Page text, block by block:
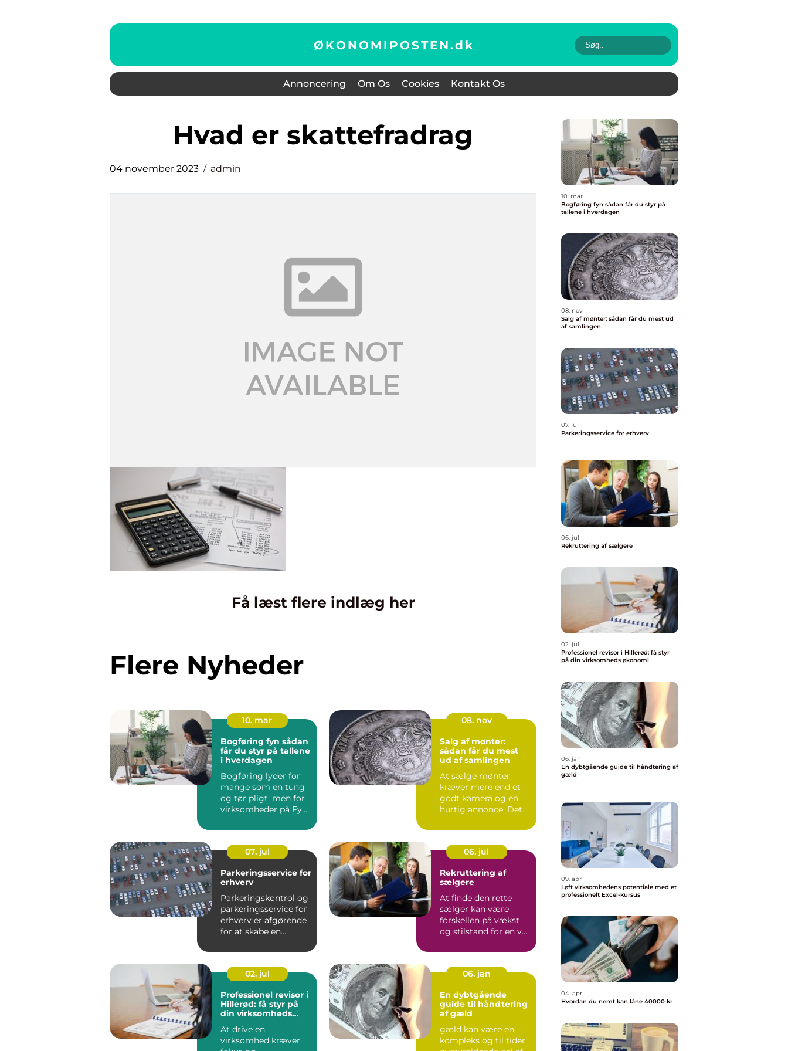
ØKONOMIPOSTEN.dk
Annoncering Om Os Cookies Kontakt Os
hvad er skattefradrag
04 november 2023 admin
Få læst flere indlæg her
Flere Nyheder
10. mar
Bogføring fyn sådan
får du styr på tallene
i hverdagen
Bogføring lyder for
mange som en tung
og tør pligt, men for
virksomheder på Fyn
væ...
08. nov
Salg af mønter:
sådan får du mest
ud af samlingen
At sælge mønter
kræver mere end et
godt kamera og en
hurtig annonce. Det
07. jul
Parkeringsservice for
erhverv
Parkeringskontrol og
parkeringsservice for
erhverv er afgørende
for at skabe en
06. jul
Rekruttering af
sælgere
At finde den rette
sælger kan være
forskellen på vækst
og stilstand for en v...
02. jul
Professionel revisor i
Hillerød: få styr på
din virksomheds
At drive en
virksomhed kræver
06. jan
En dybtgående
guide til håndtering
af gæld
gæld kan være en
kompleks og til tider
10. mar
Bogføring fyn sådan får du styr på
tallene i hverdagen
08. nov
Salg af mønter: sådan får du mest ud
af samlingen
07. jul
Parkeringsservice for erhverv
06. jul
Rekruttering af sælgere
02. jul
Professionel revisor i Hillerød: få styr
på din virksomheds økonomi
06. jan
En dybtgående guide til håndtering af
gæld
09. apr
Løft virksomhedens potentiale med et
professionelt Excel-kursus
04. apr
Hvordan du nemt kan låne 40000 kr